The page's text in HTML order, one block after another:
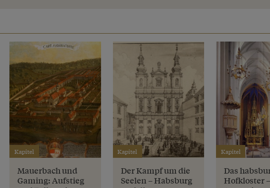
Kapitel
Mauerbach und
Gaming: Aufstieg
Kapitel
Der Kampf um die
Seelen – Habsburg
Kapitel
Das
Hofkloster